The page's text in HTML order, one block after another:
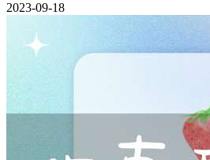
2023-09-18